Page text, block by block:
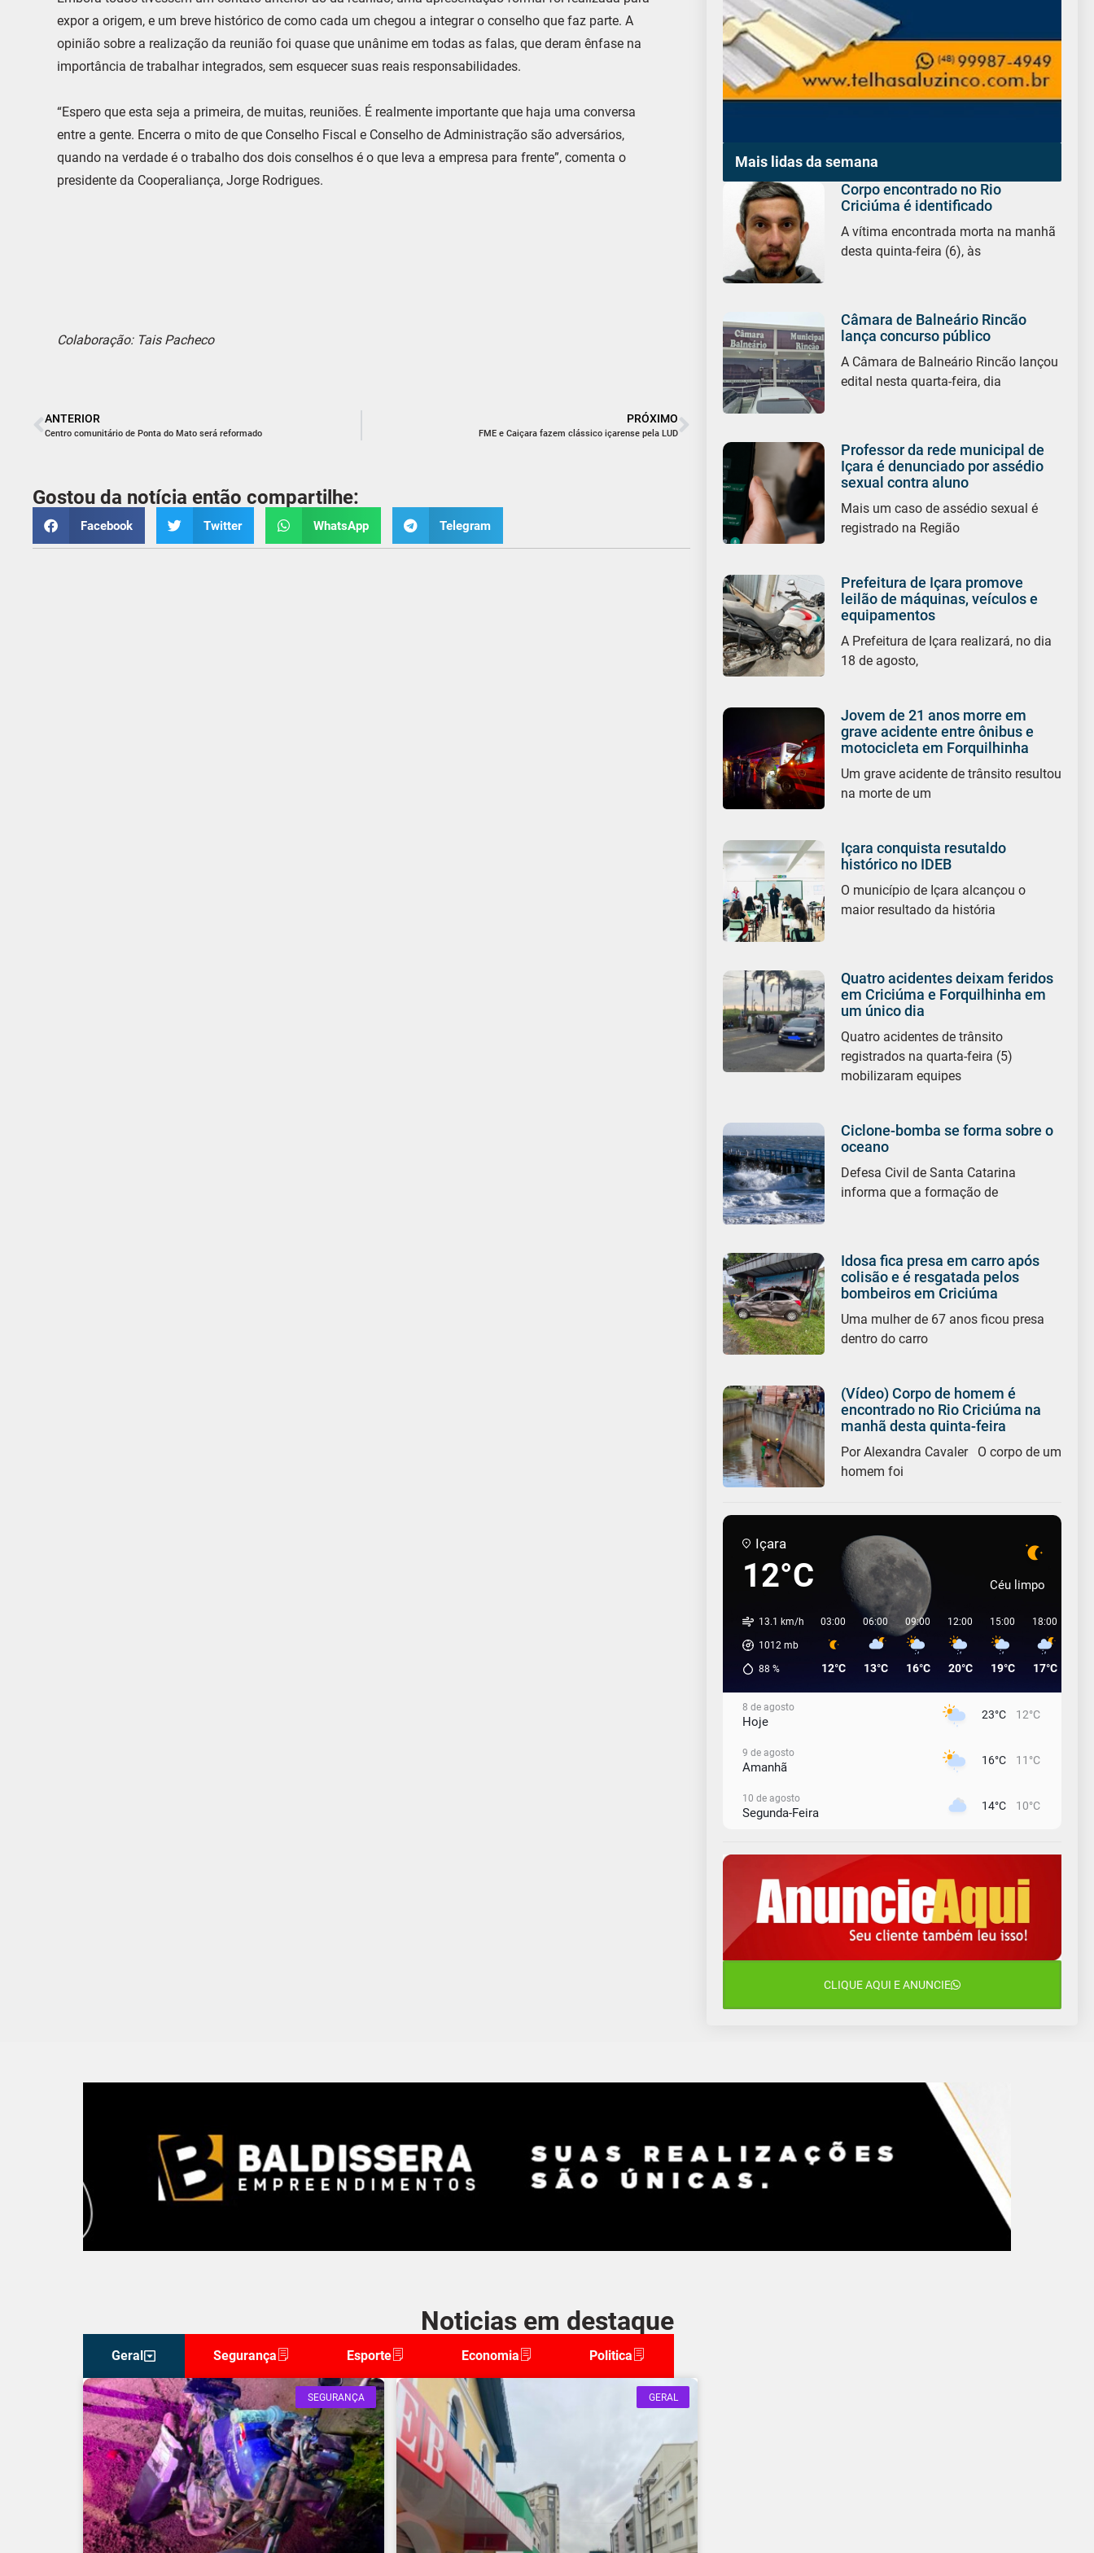
expor a origem, e um breve histórico de como cada um chegou a integrar o conselho que faz parte. A
opinião sobre a realização da reunião foi quase que unânime em todas as falas, que deram ênfase na
importância de trabalhar integrados, sem esquecer suas reais responsabilidades.
“Espero que esta seja a primeira, de muitas, reuniões. É realmente importante que haja uma conversa
entre a gente. Encerra o mito de que Conselho Fiscal e Conselho de Administração são adversários,
quando na verdade é o trabalho dos dois conselhos é o que leva a empresa para frente”, comenta o
presidente da Cooperaliança, Jorge Rodrigues.
Colaboração: Tais Pacheco
ANTERIOR
Centro comunitário de Ponta do Mato será reformado
PRÓXIMO
FME e Caiçara fazem clássico içarense pela LUD
Gostou da notícia então compartilhe:
Facebook Twitter WhatsApp Telegram
Mais lidas da semana
Corpo encontrado no Rio
Criciúma é identificado
A vítima encontrada morta na manhã
desta quinta-feira (6), às
Câmara de Balneário Rincão
lança concurso público
A Câmara de Balneário Rincão lançou
edital nesta quarta-feira, dia
Professor da rede municipal de
Içara é denunciado por assédio
sexual contra aluno
Mais um caso de assédio sexual é
registrado na Região
Prefeitura de Içara promove
leilão de máquinas, veículos e
equipamentos
A Prefeitura de Içara realizará, no dia
18 de agosto,
Jovem de 21 anos morre em
grave acidente entre ônibus e
motocicleta em Forquilhinha
Um grave acidente de trânsito resultou
na morte de um
Içara conquista resutaldo
histórico no IDEB
O município de Içara alcançou o
maior resultado da história
Quatro acidentes deixam feridos
em Criciúma e Forquilhinha em
um único dia
Quatro acidentes de trânsito
registrados na quarta-feira (5)
mobilizaram equipes
Ciclone-bomba se forma sobre o
oceano
Defesa Civil de Santa Catarina
informa que a formação de
Idosa fica presa em carro após
colisão e é resgatada pelos
bombeiros em Criciúma
Uma mulher de 67 anos ficou presa
dentro do carro
(Vídeo) Corpo de homem é
encontrado no Rio Criciúma na
manhã desta quinta-feira
Por Alexandra Cavaler O corpo de um
homem foi
Içara
12°C Céu limpo
13.1 km/h
1012 mb
88 %
03:00
12°C
06:00
13°C
09:00
16°C
12:00
20°C
15:00
19°C
18:00
17°C
8 de agosto
Hoje 23°C 12°C
9 de agosto
Amanhã 16°C 11°C
10 de agosto
Segunda-Feira 14°C 10°C
Terça-Feira
12 de agosto
Quarta-Feira
13 de agosto
18°C 14°C
CLIQUE AQUI E ANUNCIE
Noticias em destaque
Geral Segurança Esporte Economia Politica
SEGURANÇA GERAL